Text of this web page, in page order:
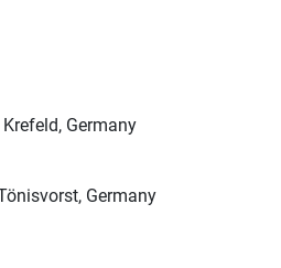
Germany
Germany